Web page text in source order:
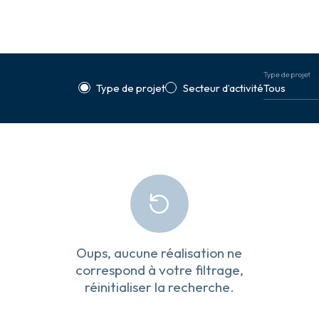
Type de projet Secteur d’activité
Type de projet
Oups, aucune réalisation ne
correspond à votre filtrage,
réinitialiser la recherche.